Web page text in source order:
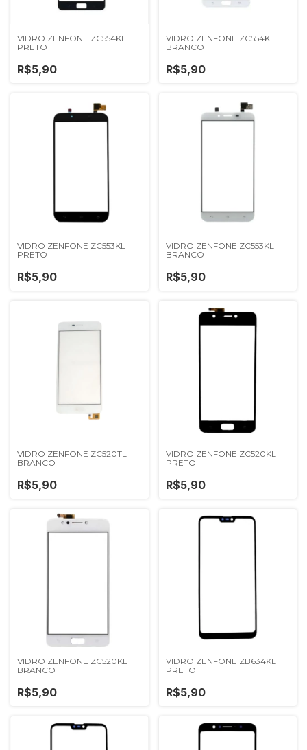
VIDRO ZENFONE ZC554KL
PRETO
R$5,90
VIDRO ZENFONE ZC554KL
BRANCO
R$5,90
VIDRO ZENFONE ZC553KL
PRETO
R$5,90
VIDRO ZENFONE ZC553KL
BRANCO
R$5,90
VIDRO ZENFONE ZC520TL
BRANCO
R$5,90
VIDRO ZENFONE ZC520KL
PRETO
R$5,90
VIDRO ZENFONE ZC520KL
BRANCO
R$5,90
VIDRO ZENFONE ZB634KL
PRETO
R$5,90